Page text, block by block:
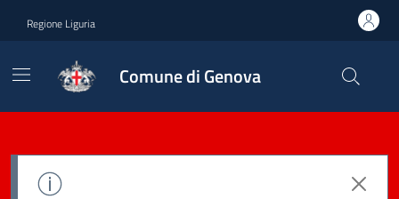
Regione Liguria
Comune di Genova